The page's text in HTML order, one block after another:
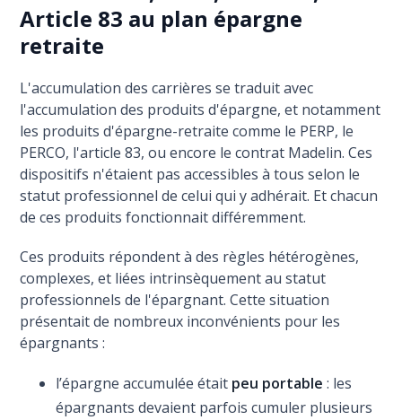
Article 83 au plan épargne
retraite
L'accumulation des carrières se traduit avec
l'accumulation des produits d'épargne, et notamment
les produits d'épargne-retraite comme le PERP, le
PERCO, l'article 83, ou encore le contrat Madelin. Ces
dispositifs n'étaient pas accessibles à tous selon le
statut professionnel de celui qui y adhérait. Et chacun
de ces produits fonctionnait différemment.
Ces produits répondent à des règles hétérogènes,
complexes, et liées intrinsèquement au statut
professionnels de l'épargnant. Cette situation
présentait de nombreux inconvénients pour les
épargnants :
l’épargne accumulée était peu portable : les
épargnants devaient parfois cumuler plusieurs